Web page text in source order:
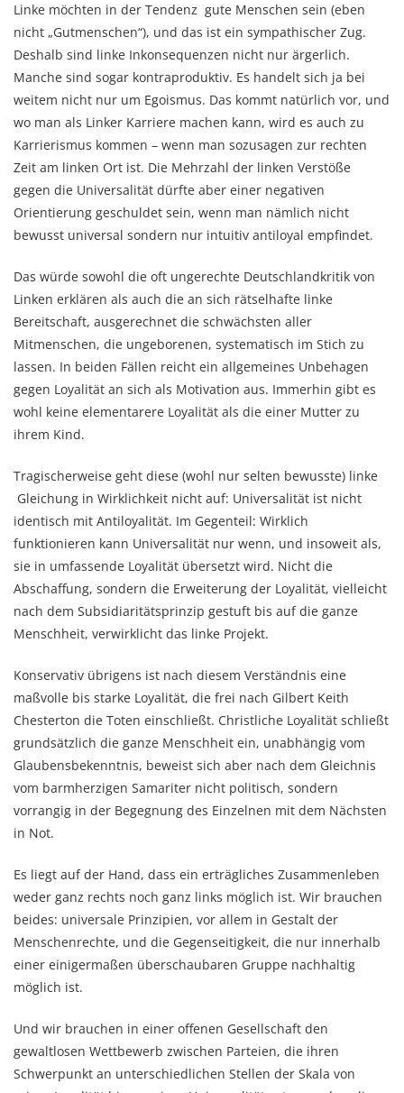
Linke möchten in der Tendenz gute Menschen sein (eben
nicht „Gutmenschen“), und das ist ein sympathischer Zug.
Deshalb sind linke Inkonsequenzen nicht nur ärgerlich.
Manche sind sogar kontraproduktiv. Es handelt sich ja bei
weitem nicht nur um Egoismus. Das kommt natürlich vor, und
wo man als Linker Karriere machen kann, wird es auch zu
Karrierismus kommen – wenn man sozusagen zur rechten
Zeit am linken Ort ist. Die Mehrzahl der linken Verstöße
gegen die Universalität dürfte aber einer negativen
Orientierung geschuldet sein, wenn man nämlich nicht
bewusst universal sondern nur intuitiv antiloyal empfindet.
Das würde sowohl die oft ungerechte Deutschlandkritik von
Linken erklären als auch die an sich rätselhafte linke
Bereitschaft, ausgerechnet die schwächsten aller
Mitmenschen, die ungeborenen, systematisch im Stich zu
lassen. In beiden Fällen reicht ein allgemeines Unbehagen
gegen Loyalität an sich als Motivation aus. Immerhin gibt es
wohl keine elementarere Loyalität als die einer Mutter zu
ihrem Kind.
Tragischerweise geht diese (wohl nur selten bewusste) linke
Gleichung in Wirklichkeit nicht auf: Universalität ist nicht
identisch mit Antiloyalität. Im Gegenteil: Wirklich
funktionieren kann Universalität nur wenn, und insoweit als,
sie in umfassende Loyalität übersetzt wird. Nicht die
Abschaffung, sondern die Erweiterung der Loyalität, vielleicht
nach dem Subsidiaritätsprinzip gestuft bis auf die ganze
Menschheit, verwirklicht das linke Projekt.
Konservativ übrigens ist nach diesem Verständnis eine
maßvolle bis starke Loyalität, die frei nach Gilbert Keith
Chesterton die Toten einschließt. Christliche Loyalität schließt
grundsätzlich die ganze Menschheit ein, unabhängig vom
Glaubensbekenntnis, beweist sich aber nach dem Gleichnis
vom barmherzigen Samariter nicht politisch, sondern
vorrangig in der Begegnung des Einzelnen mit dem Nächsten
in Not.
Es liegt auf der Hand, dass ein erträgliches Zusammenleben
weder ganz rechts noch ganz links möglich ist. Wir brauchen
beides: universale Prinzipien, vor allem in Gestalt der
Menschenrechte, und die Gegenseitigkeit, die nur innerhalb
einer einigermaßen überschaubaren Gruppe nachhaltig
möglich ist.
Und wir brauchen in einer offenen Gesellschaft den
gewaltlosen Wettbewerb zwischen Parteien, die ihren
Schwerpunkt an unterschiedlichen Stellen der Skala von